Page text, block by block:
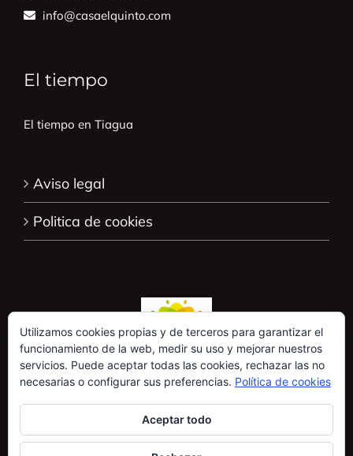
info@casaelquinto.com
El tiempo
El tiempo en Tiagua
Aviso legal
Politica de cookies
Utilizamos cookies propias y de terceros para garantizar el
funcionamiento de la web, medir su uso y mejorar nuestros
servicios. Puede aceptar todas las cookies, rechazar las no
necesarias o configurar sus preferencias. Política de cookies
Aceptar todo